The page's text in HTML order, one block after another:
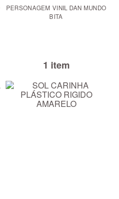
PERSONAGEM VINIL DAN MUNDO
BITA
1 item